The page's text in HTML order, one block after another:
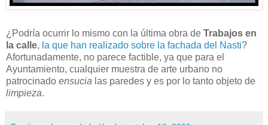
¿Podría ocurrir lo mismo con la última obra de Trabajos en
la calle, la que han realizado sobre la fachada del Nasti?
Afortunadamente, no parece factible, ya que para el
Ayuntamiento, cualquier muestra de arte urbano no
patrocinado ensucia las paredes y es por lo tanto objeto de
limpieza.